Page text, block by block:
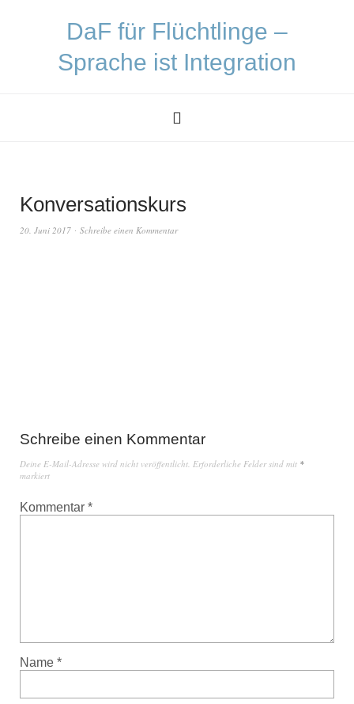
DaF für Flüchtlinge –
Sprache ist Integration
Konversationskurs
20. Juni 2017 Schreibe einen Kommentar
Schreibe einen Kommentar
Deine E-Mail-Adresse wird nicht veröffentlicht. Erforderliche Felder sind mit *
markiert
Kommentar *
Name *